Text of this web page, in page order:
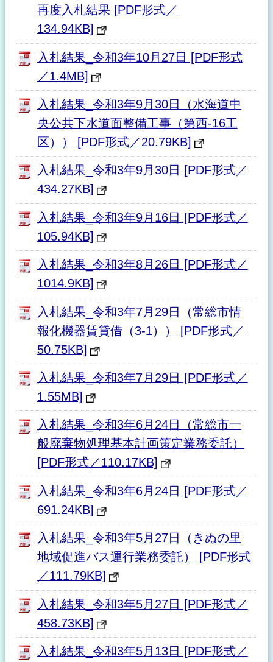
再度入札結果 [PDF形式／
134.94KB]
入札結果_令和3年10月27日 [PDF形式
／1.4MB]
入札結果_令和3年9月30日（水海道中
央公共下水道面整備工事（第西-16工
区）） [PDF形式／20.79KB]
入札結果_令和3年9月30日 [PDF形式／
434.27KB]
入札結果_令和3年9月16日 [PDF形式／
105.94KB]
入札結果_令和3年8月26日 [PDF形式／
1014.9KB]
入札結果_令和3年7月29日（常総市情
報化機器賃貸借（3-1）） [PDF形式／
50.75KB]
入札結果_令和3年7月29日 [PDF形式／
1.55MB]
入札結果_令和3年6月24日（常総市一
般廃棄物処理基本計画策定業務委託）
[PDF形式／110.17KB]
入札結果_令和3年6月24日 [PDF形式／
691.24KB]
入札結果_令和3年5月27日（きぬの里
地域促進バス運行業務委託） [PDF形式
／111.79KB]
入札結果_令和3年5月27日 [PDF形式／
458.73KB]
入札結果_令和3年5月13日 [PDF形式／